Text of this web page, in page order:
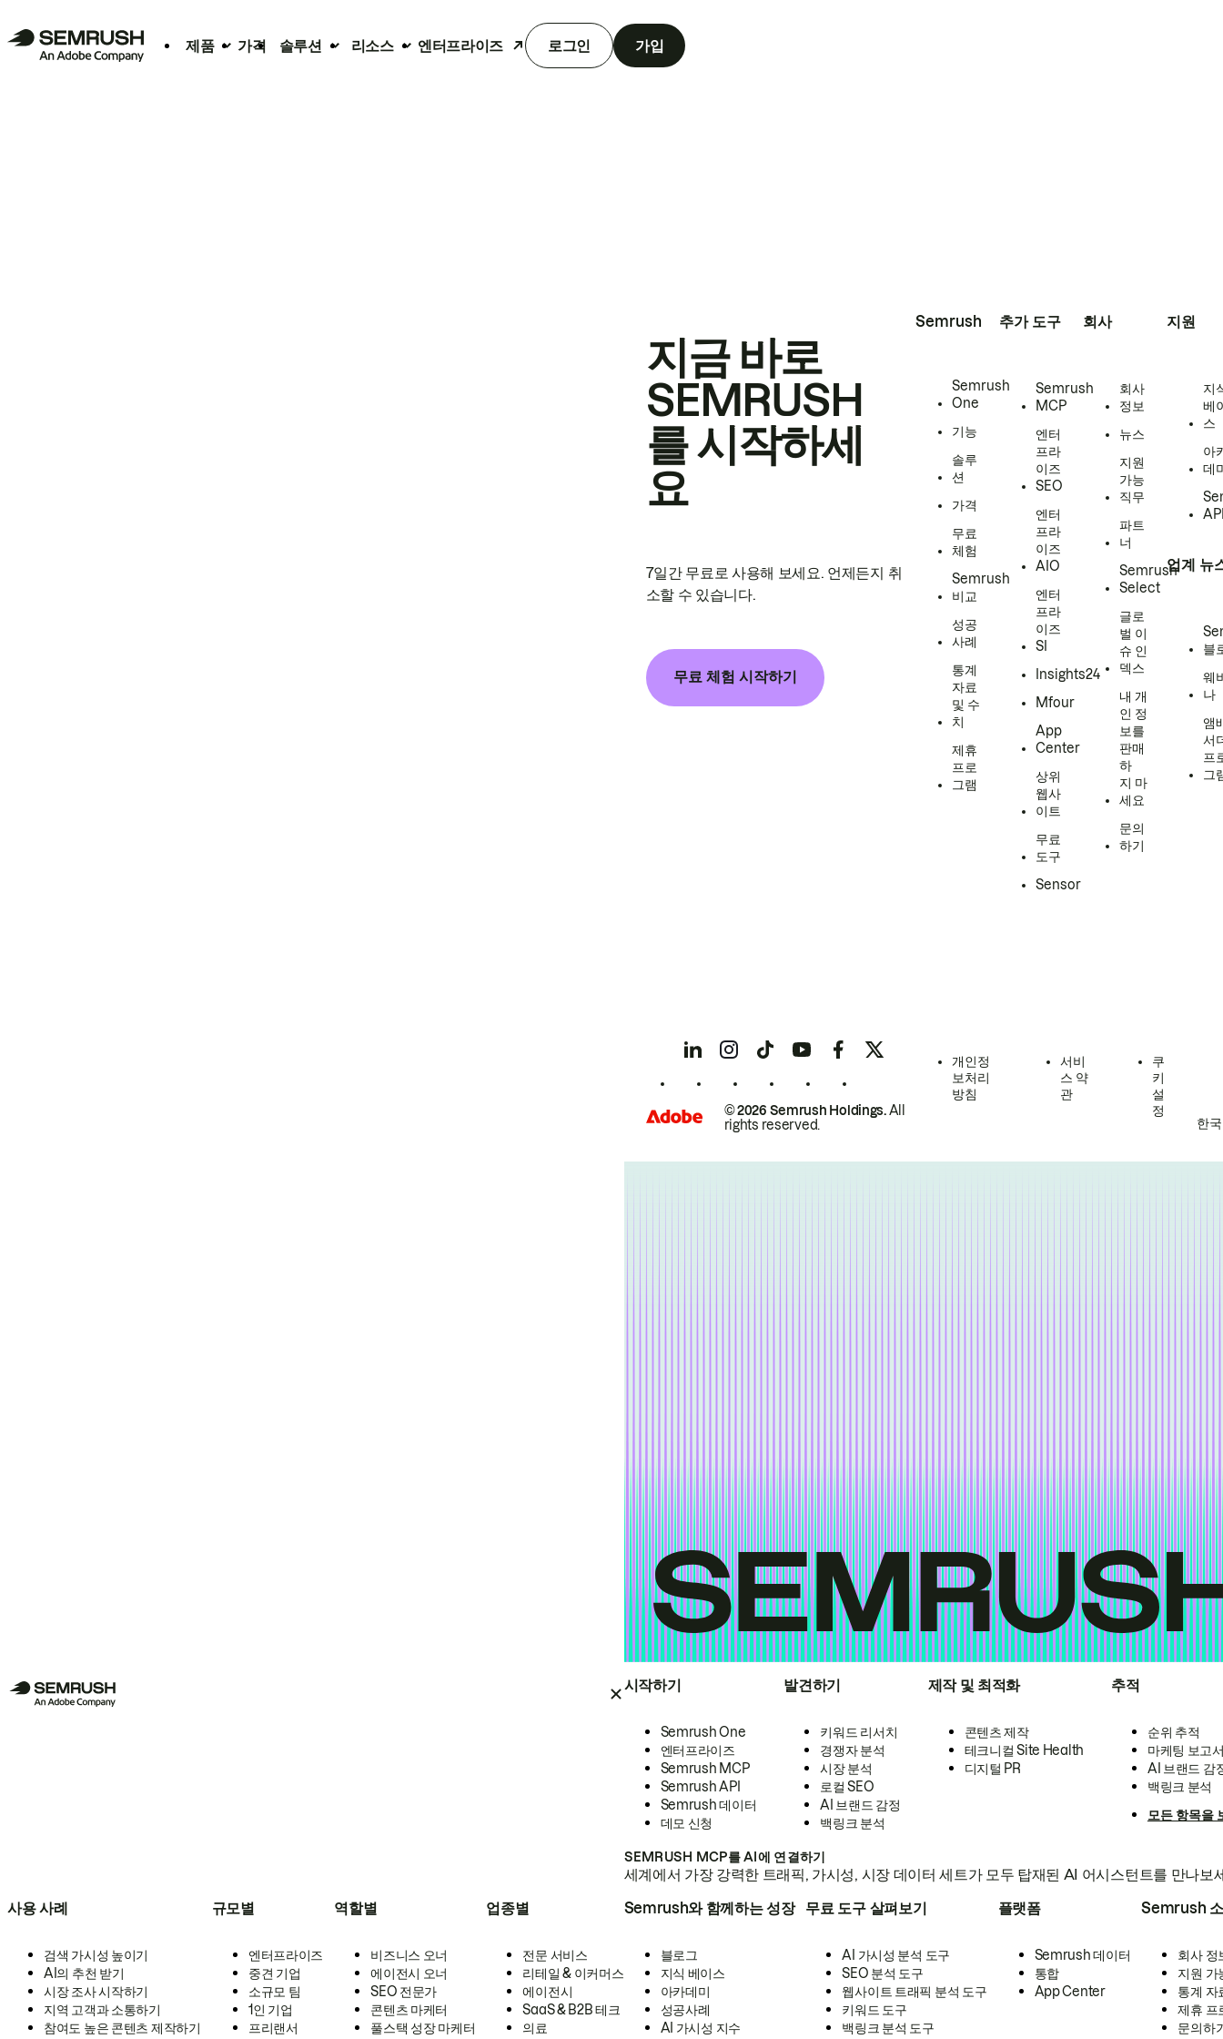
제품 가격 솔루션 리소스 엔터프라이즈 로그인 가입
시작하기
Semrush One
엔터프라이즈
Semrush MCP
Semrush API
Semrush 데이터
데모 신청
발견하기
키워드 리서치
경쟁자 분석
시장 분석
로컬 SEO
AI 브랜드 감정
백링크 분석
제작 및 최적화
콘텐츠 제작
테크니컬 Site Health
디지털 PR
추적
순위 추적
마케팅 보고
AI 브랜드 감
백링크 분석
모든 항목을
SEMRUSH MCP를 AI에 연결하기
세계에서 가장 강력한 트래픽, 가시성, 시장 데이터 세트가 모두 탑재된 AI 어시스턴트를 만나보
사용 사례
검색 가시성 높이기
AI의 추천 받기
시장 조사 시작하기
지역 고객과 소통하기
참여도 높은 콘텐츠 제작하기
규모별
엔터프라이즈
중견 기업
소규모 팀
1인 기업
프리랜서
역할별
비즈니스 오너
에이전시 오너
SEO 전문가
콘텐츠 마케터
풀스택 성장 마케터
업종별
전문 서비스
리테일 & 이커머스
에이전시
SaaS & B2B 테크
의료
Semrush와 함께하는 성장
블로그
지식 베이스
아카데미
성공사례
AI 가시성 지수
무료 도구 살펴보기
AI 가시성 분석 도구
SEO 분석 도구
웹사이트 트래픽 분석 도구
키워드 도구
백링크 분석 도구
플랫폼
Semrush 데이터
통합
App Center
Semrush
회사 정
지원 가
통계 자
제휴 프
문의하
지금 바로
SEMRUSH
를 시작하세
요
7일간 무료로 사용해 보세요. 언제든지 취
소할 수 있습니다.
무료 체험 시작하기
Semrush
Semrush
One
기능
솔루
션
가격
무료
체험
Semrush
비교
성공
사례
통계
자료
및 수
치
제휴
프로
그램
추가 도구
Semrush
MCP
엔터
프라
이즈
SEO
엔터
프라
이즈
AIO
엔터
프라
이즈
SI
Insights24
Mfour
App
Center
상위
웹사
이트
무료
도구
Sensor
회사
회사
정보
뉴스
지원
가능
직무
파트
너
Semrush
Select
글로
벌 이
슈 인
덱스
내 개
인 정
보를
판매
하
지 마
세요
문의
하기
지원
지
베
스
아
데
업계 뉴
블
웨
나
앰
서
프
그
© 2026 Semrush Holdings.All
rights reserved.
개인정
보처리
방침
서비
스 약
관
쿠
키
설
정
한